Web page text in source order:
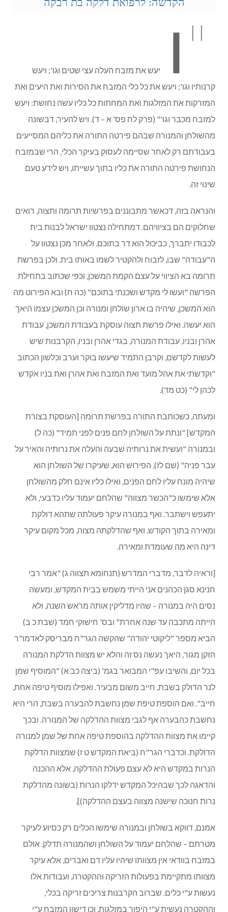
"ו
יעש את מזבח העלה עצי שטים וגו'; ויעש
קרנותיו וגו'; ויעש את כל כלי המזבח את הסירות ואת היעים ואת
המזרקות את המזלגות ואת המחתות כל כליו עשה נחושת: ויעש
למזבח מכבר וגו'" (פרק לח פס' א – ד). ויש להעיר, דבשונה
מהשולחן והמנורה שבהם פירטה התורה את כליהם המסייעים
בעבודתם רק לאחר שסיימה לעסוק בעיקר הכלי, הרי שבמזבח
הנחושת פירטה התורה את כליו בתוך עשייתו, ויש לידע טעם
שינוי זה.
והנראה בזה, דכאשר מתבוננים בפרשיות תרומה ותצוה, רואים
שחלוקים הם בציוויהם. דמתחילה נצטוו ישראל לבנות בית
לכבודו יתברך, כביכול הוא דר בתוכם. ולאחר מכן נצטוו על
ה"עבודה" שבו, לזבוח ולהקטיר לשמו באותו בית. ולכן בפרשת
תרומה בא הציווי על עצם הקמת המשכן, וכפי שכתוב בתחילת
הפרשה "ועשו לי מקדש ושכנתי בתוכם" (כה ח) ובא הפירוט מה
הוא המשכן, שיהיה בו ארון שולחן ומנורה וכן המשכן עצמו היאך
הוא יעשה. ואילו פרשת תצוה עוסקת בעבודת המשכן, עבודת
אהרן ובניו, עבודת המנורה, בגדי אהרן ובניו, הקרבנות שיש
לעשות לקדשם, וקרבן התמיד שיעשו בוקר וערב וכלשון הכתוב
"וקדשתי את אהל מועד ואת המזבח ואת אהרן ואת בניו אקדש
לכהן לי" (כט מד).
ומעתה, כשכותבת התורה בפרשת תרומה [העוסקת בצורת
המקדש] "ונתת על השולחן לחם פנים לפני תמיד" (כה ל)
ובמנורה "ועשית את נרותיה שבעה והעלה את נרותיה והאיר על
עבר פניה" (שם לז), הפירוש הוא, שעיקרו של השולחן הוא
שיהיה מונח עליו לחם הפנים, ואילו כליו אינם חלק מהשולחן
אלא שימשו כ"הכשר מצווה" שהלחם יעמוד עליו כדבעי, ולא
יתעפש וישתבר. ואף במנורה עיקר פעולתה שתהא דולקת
ומאירה בתוך הקודש, ואף שהדלקתה מצוה, מכל מקום עיקר
דינה היא מה שעומדת ומאירה.
[וראיה לדבר, מדברי המדרש (תנחומא תצווה ג) "אמר רבי
חנינא סגן הכהנים אני הייתי משמש בבית המקדש, ומעשה
נסים היה במנורה – שהיו מדליקין אותה מראש השנה, ולא
הייתה מתכבה עד שנה אחרת" ובס' חישוקי חמד (שבת כ ב)
הביא מספר "ליקוטי יהודה" שהקשה הגר"ח מבריסק לאדמו"ר
הזקן מגור, היאך נעשה נס זה והלא יש מצוות הדלקת המנורה
בכל יום, והשיבו עפ"י המבואר בגמ' (ביצה כב א) "המוסיף שמן
לנר הדולק בשבת, חייב משום מבעיר. ואפילו מוסיף טיפה אחת,
חייב". ואם הוספת טיפת שמן נחשבת להבערה בשבת, הרי היא
נחשבת כהבערה אף לגבי מצוות ההדלקה של המנורה. ובכך
קיימו את מצוות ההדלקה בהוספת טיפה אחת של שמן למנורה
הדולקת. וכדברי הגר"ח (ביאת המקדש ט ז) שמצוות הדלקת
הנרות במקדש היא לא עצם פעולת ההדלקה, אלא ההכנה
והדאגה לכך שבהיכל המקדש ידלקו הנרות (בשונה מהדלקת
נרות חנוכה שישנה מצווה בעצם ההדלקה)].
אמנם, דווקא בשולחן ובמנורה שימשו הכלים רק כסיוע לעיקר
מטרתם – שהלחם יעמוד על השולחן ושהמנורה תדלק. אולם
במזבח בוודאי אין מצוותו שיהיו עליו דם ואברים, אלא עיקר
מצוותו מתקיימת בפעולות הזריקה וההקטרה, ועבודות אלו
נעשות ע"י כלים. שברוב הקרבנות צריכים זריקה בכלי,
וההקטרה נעשית ע"י היפוך במזלגות, וכן דישון המזבח ע"י